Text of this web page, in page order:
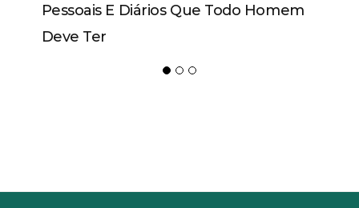
Pessoais E Diários Que Todo Homem
Deve Ter